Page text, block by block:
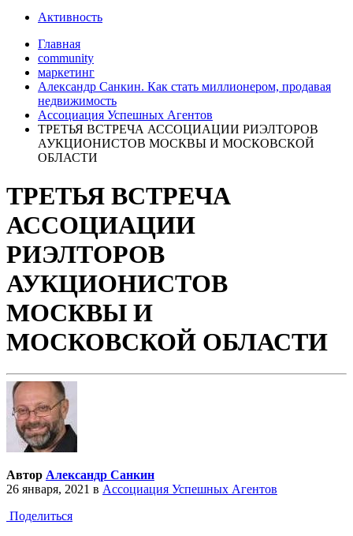
Активность
Главная
community
маркетинг
Александр Санкин. Как стать миллионером, продавая
недвижимость
Ассоциация Успешных Агентов
ТРЕТЬЯ ВСТРЕЧА АССОЦИАЦИИ РИЭЛТОРОВ
АУКЦИОНИСТОВ МОСКВЫ И МОСКОВСКОЙ
ОБЛАСТИ
ТРЕТЬЯ ВСТРЕЧА
АССОЦИАЦИИ
РИЭЛТОРОВ
АУКЦИОНИСТОВ
МОСКВЫ И
МОСКОВСКОЙ ОБЛАСТИ
Автор Александр Санкин
26 января, 2021 в Ассоциация Успешных Агентов
Поделиться